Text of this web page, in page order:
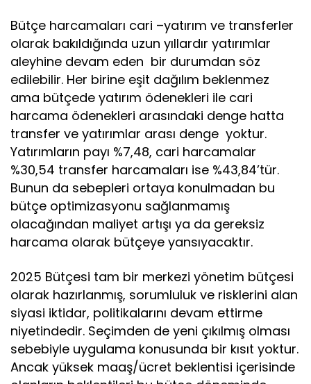
Bütçe harcamaları cari –yatırım ve transferler
olarak bakıldığında uzun yıllardır yatırımlar
aleyhine devam eden bir durumdan söz
edilebilir. Her birine eşit dağılım beklenmez
ama bütçede yatırım ödenekleri ile cari
harcama ödenekleri arasındaki denge hatta
transfer ve yatırımlar arası denge yoktur.
Yatırımların payı %7,48, cari harcamalar
%30,54 transfer harcamaları ise %43,84’tür.
Bunun da sebepleri ortaya konulmadan bu
bütçe optimizasyonu sağlanmamış
olacağından maliyet artışı ya da gereksiz
harcama olarak bütçeye yansıyacaktır.
2025 Bütçesi tam bir merkezi yönetim bütçesi
olarak hazırlanmış, sorumluluk ve risklerini alan
siyasi iktidar, politikalarını devam ettirme
niyetindedir. Seçimden de yeni çıkılmış olması
sebebiyle uygulama konusunda bir kısıt yoktur.
Ancak yüksek maaş/ücret beklentisi içerisinde